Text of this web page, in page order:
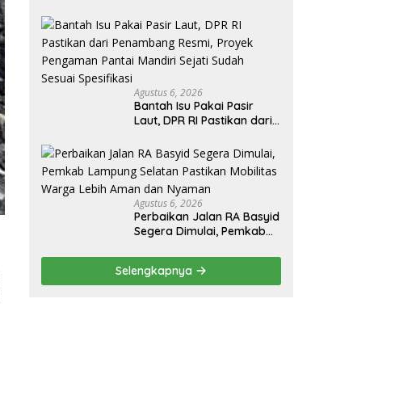
Direktur Operasi Belum
Beri Tanggapan
Agustus 6, 2026
Bantah Isu Pakai Pasir
Laut, DPR RI Pastikan dari
Pengaman Pantai Mandiri
Sejati Sudah Sesuai
Spesifikasi
Agustus 6, 2026
Perbaikan Jalan RA Basyid
Segera Dimulai, Pemkab
Mobilitas Warga Lebih
Aman dan Nyaman
Selengkapnya